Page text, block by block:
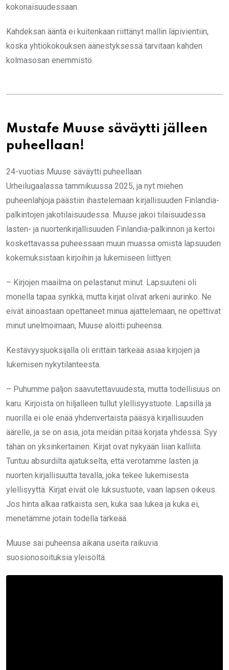
kokonaisuudessaan.
Kahdeksan ääntä ei kuitenkaan riittänyt mallin läpivientiin,
koska yhtiökokouksen äänestyksessä tarvitaan kahden
kolmasosan enemmistö.
Mustafe Muuse säväytti jälleen
puheellaan!
24-vuotias Muuse säväytti puheellaan
Urheilugaalassa tammikuussa 2025, ja nyt miehen
puheenlahjoja päästiin ihastelemaan kirjallisuuden Finlandia-
palkintojen jakotilaisuudessa. Muuse jakoi tilaisuudessa
lasten- ja nuortenkirjallisuuden Finlandia-palkinnon ja kertoi
koskettavassa puheessaan muun muassa omista lapsuuden
kokemuksistaan kirjoihin ja lukemiseen liittyen.
– Kirjojen maailma on pelastanut minut. Lapsuuteni oli
monella tapaa synkkä, mutta kirjat olivat arkeni aurinko. Ne
eivät ainoastaan opettaneet minua ajattelemaan, ne opettivat
minut unelmoimaan, Muuse aloitti puheensa.
Kestävyysjuoksijalla oli erittäin tärkeää asiaa kirjojen ja
lukemisen nykytilanteesta.
– Puhumme paljon saavutettavuudesta, mutta todellisuus on
karu. Kirjoista on hiljalleen tullut ylellisyystuote. Lapsilla ja
nuorilla ei ole enää yhdenvertaista pääsyä kirjallisuuden
äärelle, ja se on asia, jota meidän pitää korjata yhdessä. Syy
tähän on yksinkertainen. Kirjat ovat nykyään liian kalliita.
Tuntuu absurdilta ajatukselta, että verotamme lasten ja
nuorten kirjallisuutta tavalla, joka tekee lukemisesta
ylellisyyttä. Kirjat eivät ole luksustuote, vaan lapsen oikeus.
Jos hinta alkaa ratkaista sen, kuka saa lukea ja kuka ei,
menetämme jotain todella tärkeää.
Muuse sai puheensa aikana useita raikuvia
suosionosoituksia yleisöltä.